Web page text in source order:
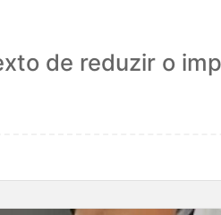
de reduzir o